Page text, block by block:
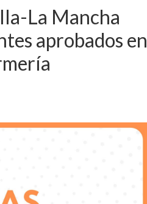
La Mancha
aprobados en